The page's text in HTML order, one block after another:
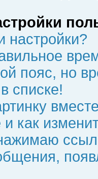
настройки?
пояс, но
списке!
как